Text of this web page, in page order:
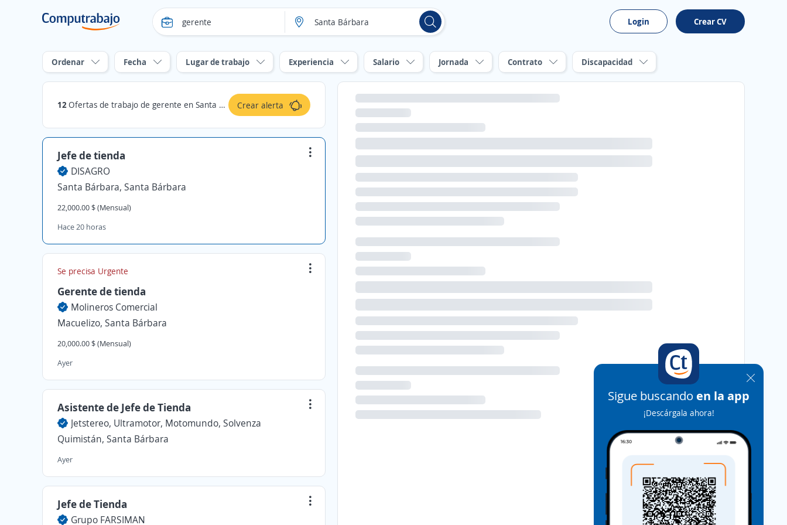
Login Crear CV
Ordenar Fecha Lugar de trabajo Experiencia Salario Jornada Contrato Discapacidad
12Ofertas de trabajo de gerente en Santa Bárbara Crear alerta
Jefe de tienda
DISAGRO
Santa Bárbara, Santa Bárbara
22,000.00 $ (Mensual)
Hace 20 horas
Se precisa Urgente
Gerente de tienda
Molineros Comercial
Macuelizo, Santa Bárbara
20,000.00 $ (Mensual)
Ayer
Asistente de Jefe de Tienda
Jetstereo, Ultramotor, Motomundo, Solvenza
Quimistán, Santa Bárbara
Ayer
Jefe de Tienda
Grupo FARSIMAN
Sigue buscando en la app
¡Descárgala ahora!